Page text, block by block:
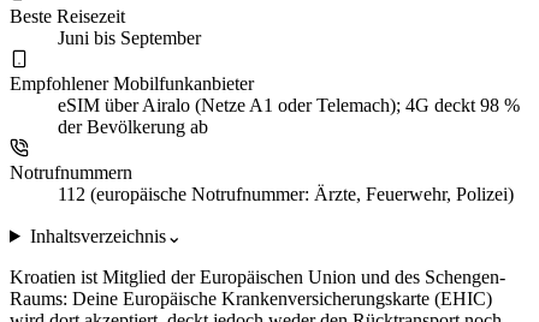
Beste Reisezeit
Juni bis September
Empfohlener Mobilfunkanbieter
eSIM über Airalo (Netze A1 oder Telemach); 4G deckt 98 %
der Bevölkerung ab
Notrufnummern
112 (europäische Notrufnummer: Ärzte, Feuerwehr, Polizei)
Inhaltsverzeichnis⌄
Kroatien ist Mitglied der Europäischen Union und des Schengen-
Raums: Deine Europäische Krankenversicherungskarte (EHIC)